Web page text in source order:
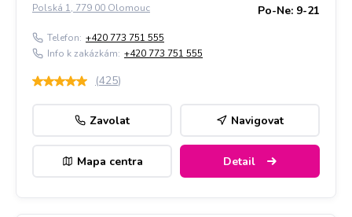
Polská 1, 779 00 Olomouc Po-Ne: 9-21
Telefon: +420 773 751 555
Info k zakázkám: +420 773 751 555
(425)
Zavolat Navigovat
Mapa centra Detail